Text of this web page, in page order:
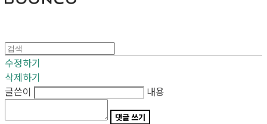
수정하기
삭제하기
글쓴이
내용
댓글 쓰기